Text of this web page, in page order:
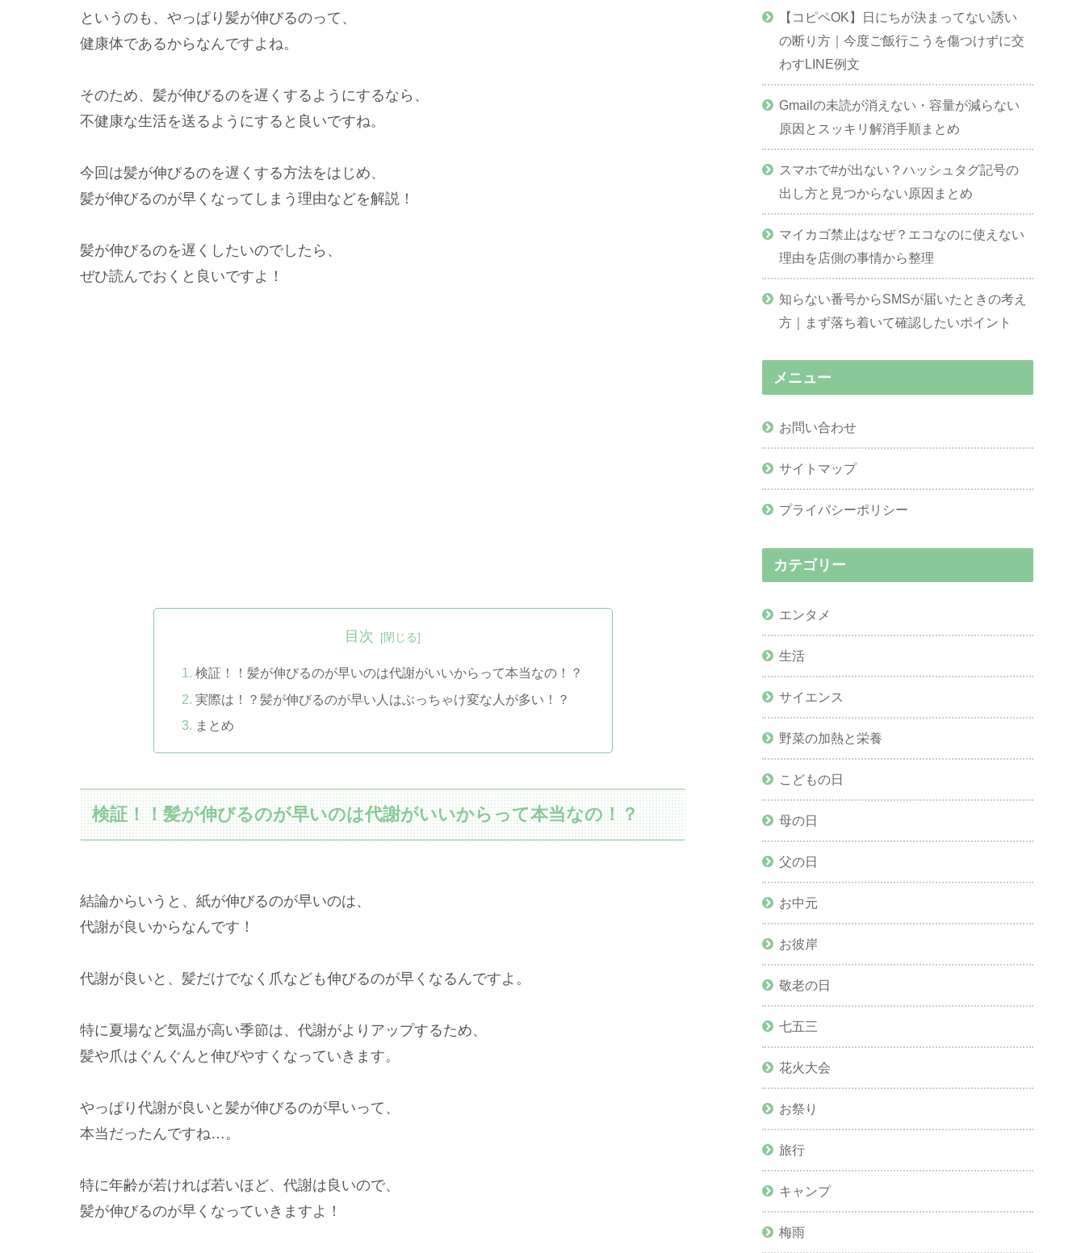
というのも、やっぱり髪が伸びるのって、
健康体であるからなんですよね。
そのため、髪が伸びるのを遅くするようにするなら、
不健康な生活を送るようにすると良いですね。
今回は髪が伸びるのを遅くする方法をはじめ、
髪が伸びるのが早くなってしまう理由などを解説！
髪が伸びるのを遅くしたいのでしたら、
ぜひ読んでおくと良いですよ！
目次
検証！！髪が伸びるのが早いのは代謝がいいからって本当なの！？
実際は！？髪が伸びるのが早い人はぶっちゃけ変な人が多い！？
まとめ
検証！！髪が伸びるのが早いのは代謝がいいからって本当なの！？
結論からいうと、紙が伸びるのが早いのは、
代謝が良いからなんです！
代謝が良いと、髪だけでなく爪なども伸びるのが早くなるんですよ。
特に夏場など気温が高い季節は、代謝がよりアップするため、
髪や爪はぐんぐんと伸びやすくなっていきます。
やっぱり代謝が良いと髪が伸びるのが早いって、
本当だったんですね…。
特に年齢が若ければ若いほど、代謝は良いので、
髪が伸びるのが早くなっていきますよ！
【コピペOK】日にちが決まってない誘い
の断り方｜今度ご飯行こうを傷つけずに交
わすLINE例文
Gmailの未読が消えない・容量が減らない
原因とスッキリ解消手順まとめ
スマホで#が出ない？ハッシュタグ記号の
出し方と見つからない原因まとめ
マイカゴ禁止はなぜ？エコなのに使えない
理由を店側の事情から整理
知らない番号からSMSが届いたときの考え
方｜まず落ち着いて確認したいポイント
メニュー
お問い合わせ
サイトマップ
プライバシーポリシー
カテゴリー
エンタメ
生活
サイエンス
野菜の加熱と栄養
こどもの日
母の日
父の日
お中元
お彼岸
敬老の日
七五三
花火大会
お祭り
旅行
キャンプ
梅雨